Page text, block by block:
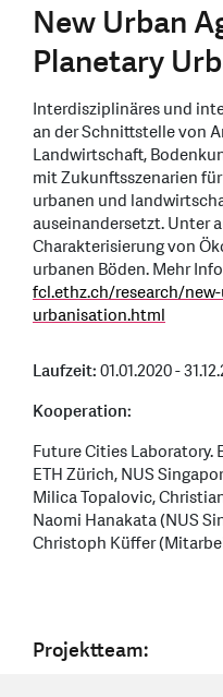
New Urban
Planetary
Interdisziplinäres und
an der Schnittstelle von
Landwirtschaft,
mit Zukunftsszenarien
urbanen und
auseinandersetzt. Unter
Charakterisierung von
urbanen Böden. Mehr
fcl.ethz.ch/research/
urbanisation.html
Laufzeit:01.01.2020 -
Kooperation:
Future Cities Laboratory.
ETH Zürich, NUS
Milica Topalovic,
Naomi Hanakata (NUS
Christoph Küffer
Projektteam: